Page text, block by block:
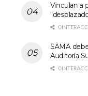
Vinculan a
0
SAMA
Auditoría
0